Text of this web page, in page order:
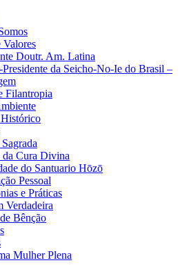
Valores
Doutr. Am. Latina
da Seicho-No-Ie do Brasil –
Filantropia
da Cura Divina
do Santuario Hōzō
Pessoal
e Práticas
Verdadeira
Bênção
Mulher Plena